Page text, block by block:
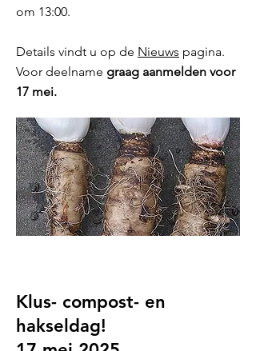
om 13:00.
Details vindt u op de Nieuws pagina.
Voor deelname graag aanmelden voor
17 mei.
Klus- compost- en
hakseldag!